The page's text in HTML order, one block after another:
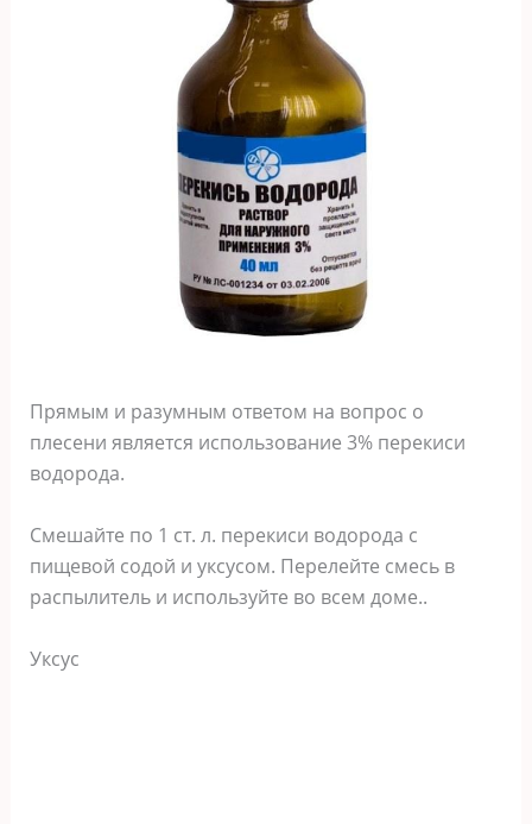
Прямым и разумным ответом на вопрос о
плесени является использование 3% перекиси
водорода.
Смешайте по 1 ст. л. перекиси водорода с
пищевой содой и уксусом. Перелейте смесь в
распылитель и используйте во всем доме..
Уксус